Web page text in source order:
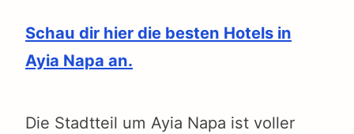
Schau dir hier die besten Hotels in
Ayia Napa an.
Die Stadtteil um Ayia Napa ist voller